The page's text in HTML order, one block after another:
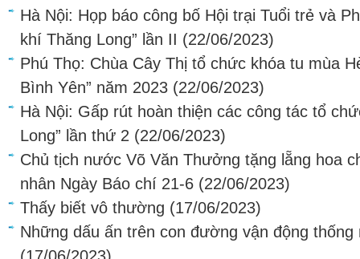
Hà Nội: Họp báo công bố Hội trại Tuổi trẻ và
khí Thăng Long” lần II (22/06/2023)
Phú Thọ: Chùa Cây Thị tổ chức khóa tu mùa
Bình Yên” năm 2023 (22/06/2023)
Hà Nội: Gấp rút hoàn thiện các công tác tổ
Long” lần thứ 2 (22/06/2023)
Chủ tịch nước Võ Văn Thưởng tặng lẵng hoa
nhân Ngày Báo chí 21-6 (22/06/2023)
Thấy biết vô thường (17/06/2023)
Những dấu ấn trên con đường vận động thống